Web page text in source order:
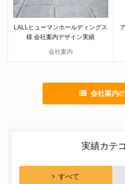
LALLヒューマンホールディングス
様 会社案内デザイン実績
会社案内
会社案内
実績カテ
すべて